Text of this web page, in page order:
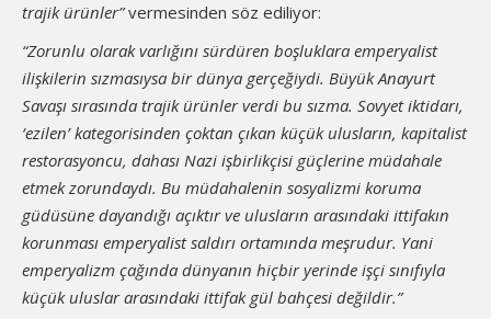
trajik ürünler”vermesinden söz ediliyor:
“Zorunlu olarak varlığını sürdüren boşluklara emperyalist
ilişkilerin sızmasıysa bir dünya gerçeğiydi. Büyük Anayurt
Savaşı sırasında trajik ürünler verdi bu sızma. Sovyet iktidarı,
‘ezilen’ kategorisinden çoktan çıkan küçük ulusların, kapitalist
restorasyoncu, dahası Nazi işbirlikçisi güçlerine müdahale
etmek zorundaydı. Bu müdahalenin sosyalizmi koruma
güdüsüne dayandığı açıktır ve ulusların arasındaki ittifakın
korunması emperyalist saldırı ortamında meşrudur. Yani
emperyalizm çağında dünyanın hiçbir yerinde işçi sınıfıyla
küçük uluslar arasındaki ittifak gül bahçesi değildir.”